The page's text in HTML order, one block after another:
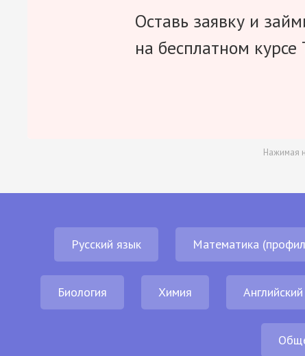
Оставь заявку и
на бесплатном курсе
Нажимая
Русский язык Математика
Биология Химия